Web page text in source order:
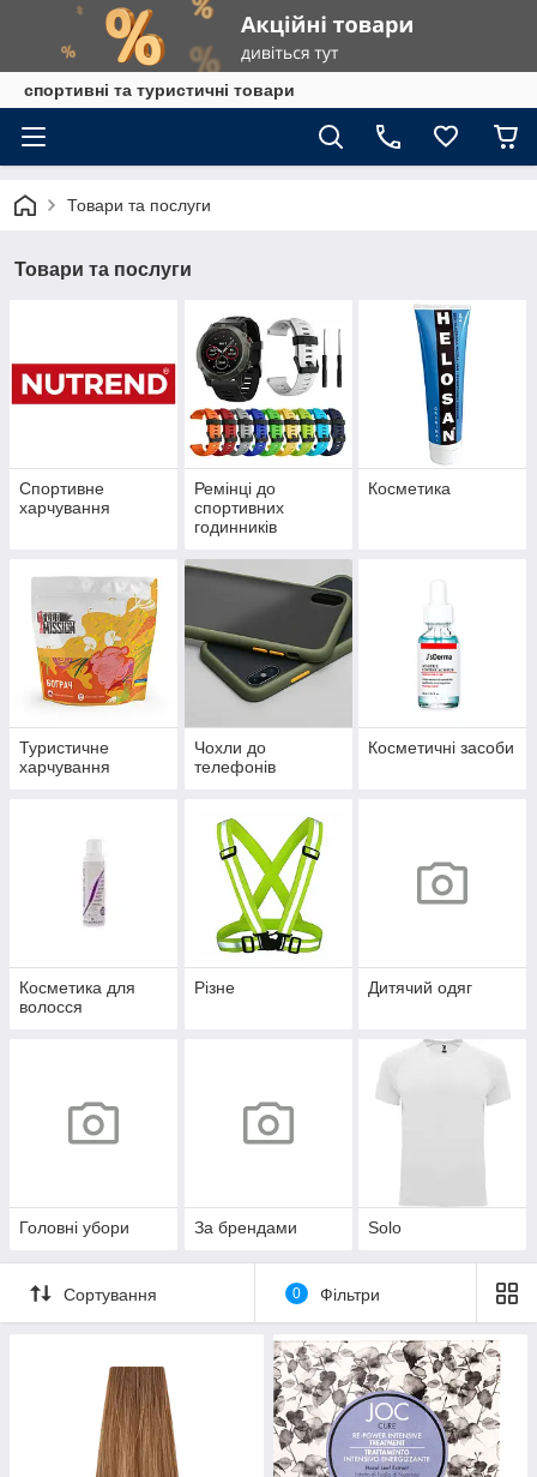
спортивні та туристичні товари
Товари та послуги
Товари та послуги
Спортивне
харчування
Ремінці до
спортивних
годинників
Косметика
Туристичне
харчування
Чохли до
телефонів
Косметичні засоби
Косметика для
волосся
Різне Дитячий одяг
Головні убори За брендами Solo
Сортування 0 Фільтри